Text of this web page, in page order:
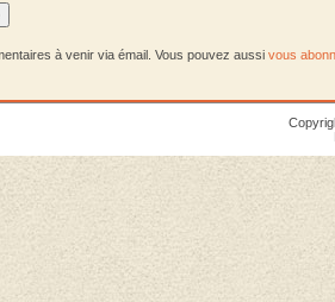
à venir via émail. Vous pouvez aussi vous